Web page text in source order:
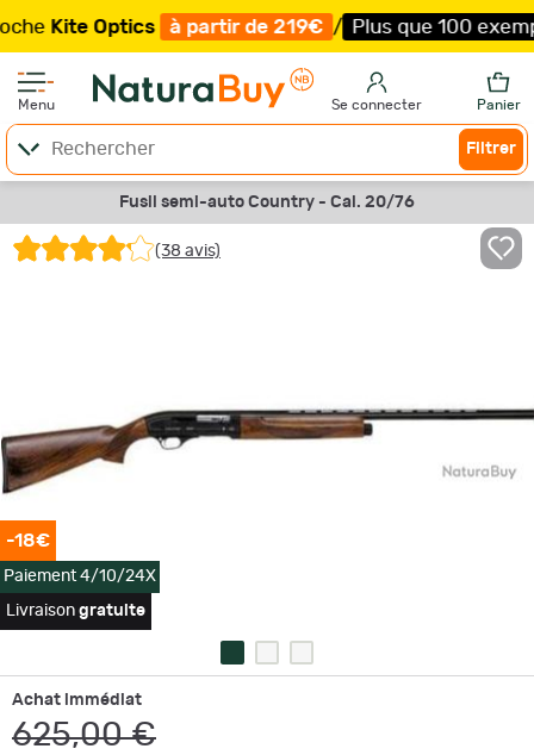
à partir de 219€ / Plus que 100 exemplaires ! /
Menu Se connecter Panier
Filtrer
Fusil semi-auto Country - Cal. 20/76
(38 avis)
-18€
Paiement 4/10/24X
Livraison gratuite
Achat immédiat
625,00 €